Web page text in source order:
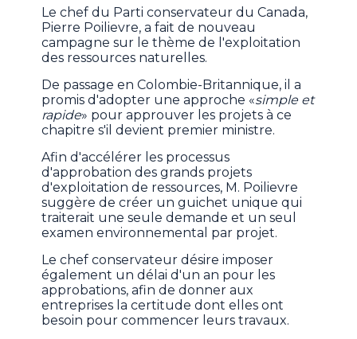
Le chef du Parti conservateur du Canada,
Pierre Poilievre, a fait de nouveau
campagne sur le thème de l'exploitation
des ressources naturelles.
De passage en Colombie-Britannique, il a
promis d'adopter une approche «simple et
rapide» pour approuver les projets à ce
chapitre s'il devient premier ministre.
Afin d'accélérer les processus
d'approbation des grands projets
d'exploitation de ressources, M. Poilievre
suggère de créer un guichet unique qui
traiterait une seule demande et un seul
examen environnemental par projet.
Le chef conservateur désire imposer
également un délai d'un an pour les
approbations, afin de donner aux
entreprises la certitude dont elles ont
besoin pour commencer leurs travaux.